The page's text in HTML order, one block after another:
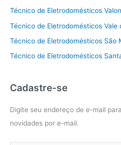
Técnico de Eletrodomésticos
Técnico de Eletrodomésticos Vale
Técnico de Eletrodomésticos São
Técnico de Eletrodomésticos
Cadastre-se
Digite seu endereço de e-mail
novidades por e-mail.